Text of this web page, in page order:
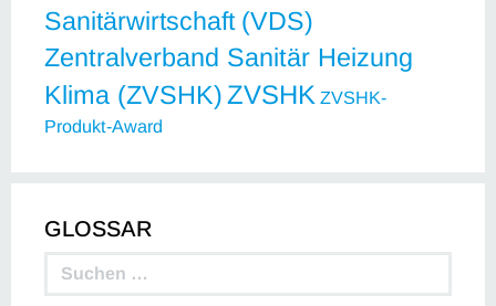
Sanitärwirtschaft (VDS)
Zentralverband Sanitär Heizung
Klima (ZVSHK)ZVSHK ZVSHK-
Produkt-Award
GLOSSAR